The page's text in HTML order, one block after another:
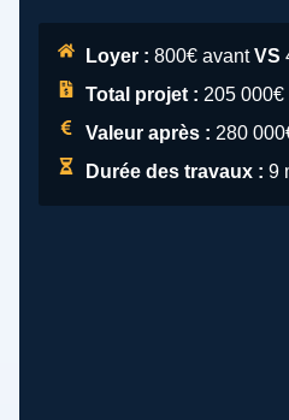
Loyer : 800€ avantVS
Total projet : 205 000€
Valeur après : 280
Durée des travaux : 9